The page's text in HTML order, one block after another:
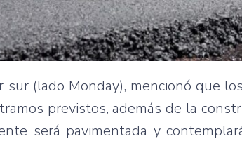
sur (lado Monday), mencionó que
previstos, además de la
será pavimentada y